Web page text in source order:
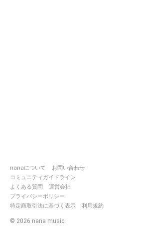
nanaについて
お問い合わせ
コミュニティガイドライン
よくある質問
運営会社
プライバシーポリシー
特定商取引法に基づく表示
利用規約
© 2026 nana music